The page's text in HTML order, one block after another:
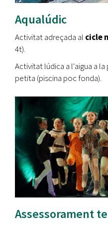
Aqualúdic
Activitat adreçada al cicle
4t).
Activitat lúdica a l'aigua a
petita (piscina poc fonda).
Assessorament